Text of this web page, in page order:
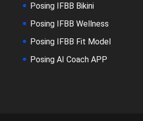
Posing IFBB Bikini
Posing IFBB Wellness
Posing IFBB Fit Model
Posing AI Coach APP